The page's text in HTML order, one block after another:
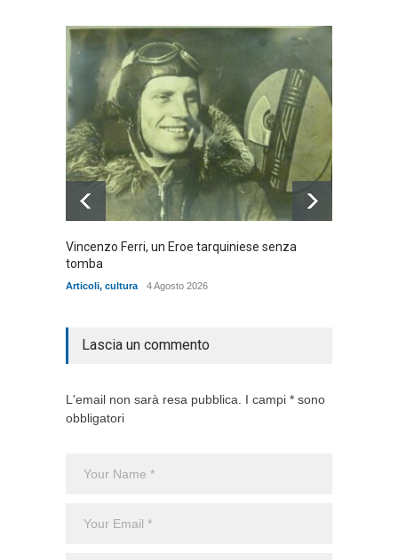
Vincenzo Ferri, un Eroe tarquiniese senza
tomba
Articoli, cultura 4 Agosto 2026
Lascia un commento
L'email non sarà resa pubblica. I campi * sono
obbligatori